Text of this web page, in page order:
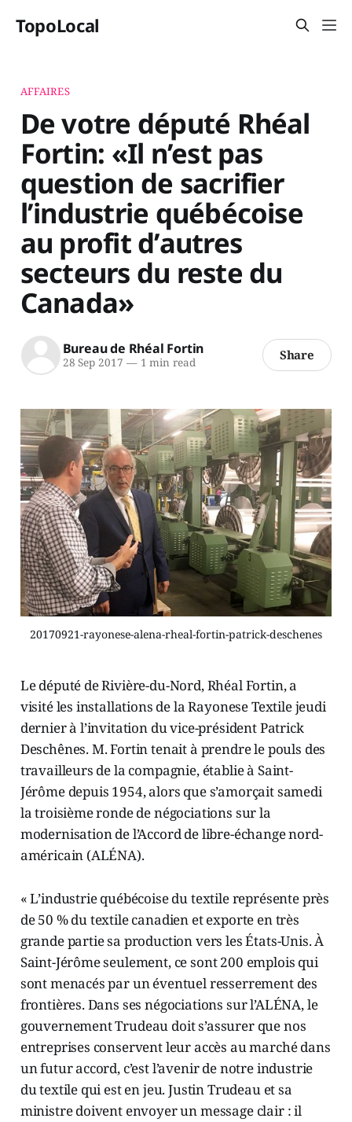
TopoLocal
AFFAIRES
De votre député Rhéal
Fortin: «Il n’est pas
question de sacrifier
l’industrie québécoise
au profit d’autres
secteurs du reste du
Canada»
Bureau de Rhéal Fortin
28 Sep 2017 —1 min read Share
20170921-rayonese-alena-rheal-fortin-patrick-deschenes
Le député de Rivière-du-Nord, Rhéal Fortin, a
visité les installations de la Rayonese Textile jeudi
dernier à l’invitation du vice-président Patrick
Deschênes. M. Fortin tenait à prendre le pouls des
travailleurs de la compagnie, établie à Saint-
Jérôme depuis 1954, alors que s’amorçait samedi
la troisième ronde de négociations sur la
modernisation de l’Accord de libre-échange nord-
américain (ALÉNA).
« L’industrie québécoise du textile représente près
de 50 % du textile canadien et exporte en très
grande partie sa production vers les États-Unis. À
Saint-Jérôme seulement, ce sont 200 emplois qui
sont menacés par un éventuel resserrement des
frontières. Dans ses négociations sur l’ALÉNA, le
gouvernement Trudeau doit s’assurer que nos
entreprises conservent leur accès au marché dans
un futur accord, c’est l’avenir de notre industrie
du textile qui est en jeu. Justin Trudeau et sa
ministre doivent envoyer un message clair : il